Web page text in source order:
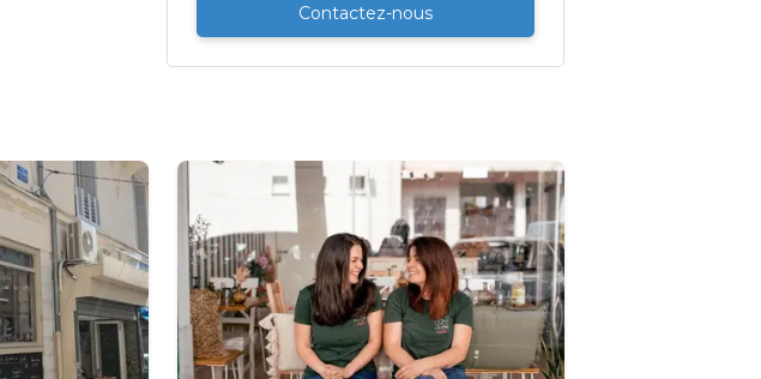
Contactez-nous